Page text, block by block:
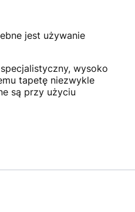
jest używanie
wysoko
tapetę niezwykle
są przy użyciu